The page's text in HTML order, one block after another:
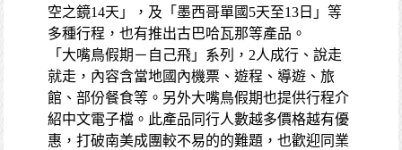
空之鏡14天」，及「墨西哥單國5天至13日」等
多種行程，也有推出古巴哈瓦那等產品。
「大嘴鳥假期－自己飛」系列，2人成行、說走
就走，內容含當地國內機票、遊程、導遊、旅
館、部份餐食等。另外大嘴鳥假期也提供行程介
紹中文電子檔。此產品同行人數越多價格越有優
惠，打破南美成團較不易的的難題，也歡迎同業